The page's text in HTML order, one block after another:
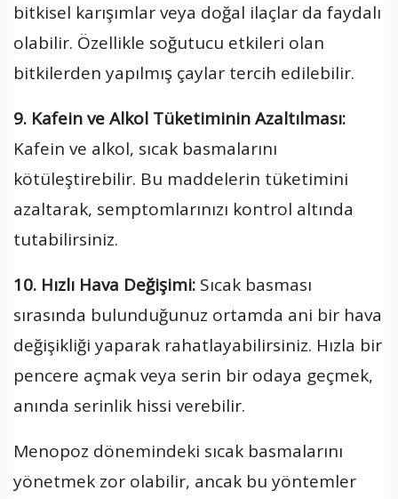
bitkisel karışımlar veya doğal ilaçlar da faydalı
olabilir. Özellikle soğutucu etkileri olan
bitkilerden yapılmış çaylar tercih edilebilir.
9. Kafein ve Alkol Tüketiminin Azaltılması:
Kafein ve alkol, sıcak basmalarını
kötüleştirebilir. Bu maddelerin tüketimini
azaltarak, semptomlarınızı kontrol altında
tutabilirsiniz.
10. Hızlı Hava Değişimi: Sıcak basması
sırasında bulunduğunuz ortamda ani bir hava
değişikliği yaparak rahatlayabilirsiniz. Hızla bir
pencere açmak veya serin bir odaya geçmek,
anında serinlik hissi verebilir.
Menopoz dönemindeki sıcak basmalarını
yönetmek zor olabilir, ancak bu yöntemler